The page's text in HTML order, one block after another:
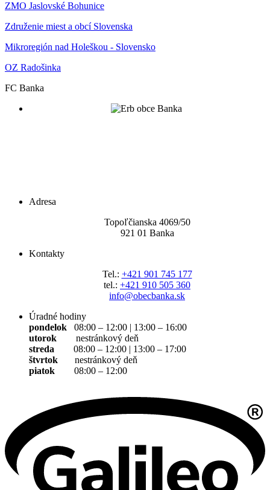
ZMO Jaslovské Bohunice
Združenie miest a obcí Slovenska
Mikroregión nad Holeškou - Slovensko
OZ Radošinka
FC Banka
Adresa
Topoľčianska 4069/50
921 01 Banka
Kontakty
Tel.: +421 901 745 177
tel.: +421 910 505 360
info@obecbanka.sk
Úradné hodiny
pondelok
08:00 – 12:00 | 13:00 – 16:00
utorok nestránkový deň
streda 08:00 – 12:00 | 13:00 – 17:00
štvrtok nestránkový deň
piatok 08:00 – 12:00